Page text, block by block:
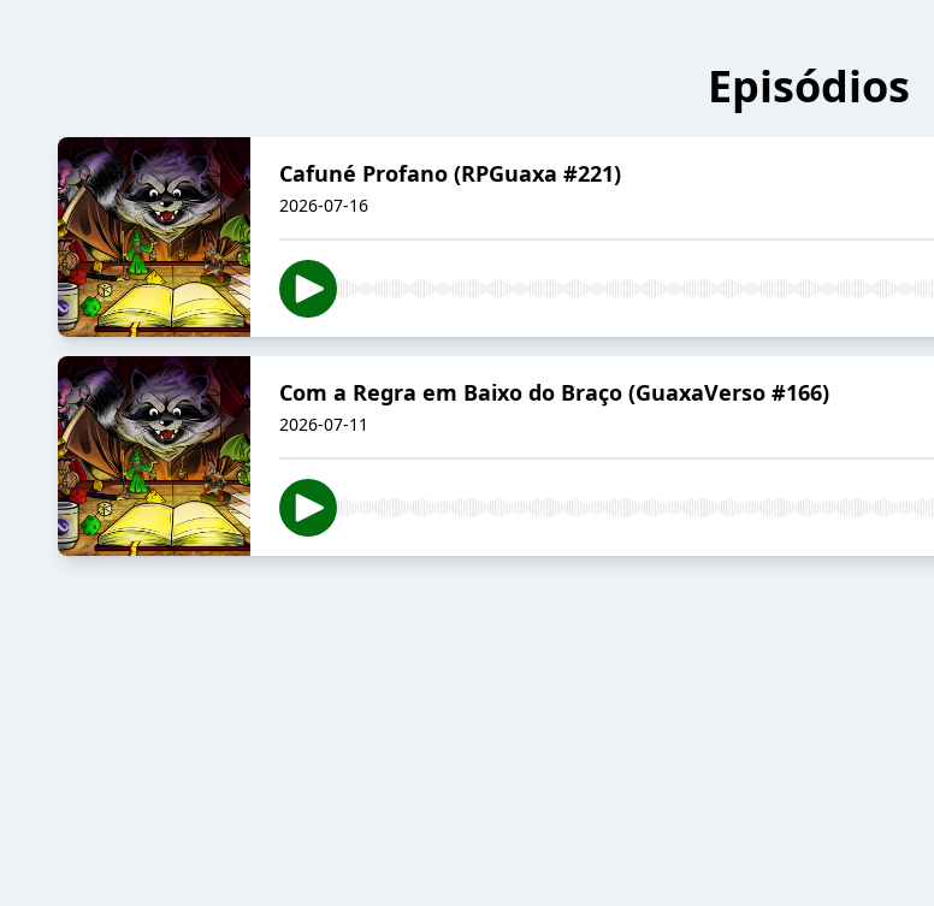
Episódios
Cafuné Profano (RPGuaxa #221)
2026-07-16
Com a Regra em Baixo do Braço (GuaxaVerso #166)
2026-07-11